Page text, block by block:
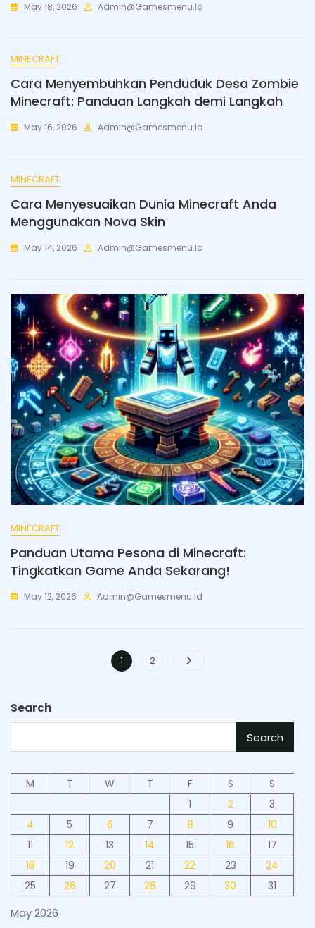
May 18, 2026 Admin@gamesmenu.id
MINECRAFT
Cara Menyembuhkan Penduduk Desa Zombie
Minecraft: Panduan Langkah demi Langkah
May 16, 2026 Admin@gamesmenu.id
MINECRAFT
Cara Menyesuaikan Dunia Minecraft Anda
Menggunakan Nova Skin
May 14, 2026 Admin@gamesmenu.id
MINECRAFT
Panduan Utama Pesona di Minecraft:
Tingkatkan Game Anda Sekarang!
May 12, 2026 Admin@gamesmenu.id
Posts
Page
1 Page
2
Search
Search
May 2026
M T W T F S
S
1
2
3
4
5 6 7 8 9
10
11
12 13 14 15 16
17
18
19 20 21 22 23
24
25
26 27 28 29 30 31